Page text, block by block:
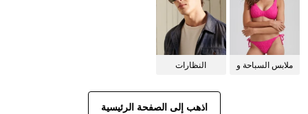
ملابس السباحة و
النظارات
اذهب إلى الصفحة الرئيسية